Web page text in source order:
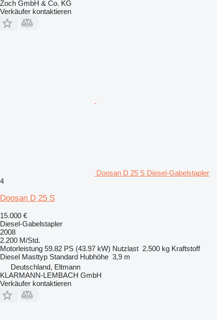
Zoch GmbH & Co. KG
Verkäufer kontaktieren
Doosan D 25 S Diesel-Gabelstapler
4
Doosan D 25 S
15.000 €
Diesel-Gabelstapler
2008
2.200 M/Std.
Motorleistung 59.82 PS (43.97 kW) Nutzlast 2.500 kg Kraftstoff
Diesel Masttyp Standard Hubhöhe 3,9 m
Deutschland, Eltmann
KLARMANN-LEMBACH GmbH
Verkäufer kontaktieren